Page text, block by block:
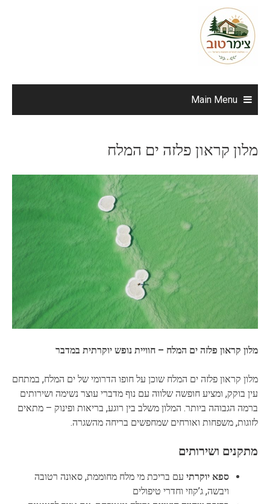
content
Main Menu
מלון קראון פלזה ים המלח
מלון קראון פלזה ים המלח – חוויית נופש יוקרתית במדבר
מלון קראון פלזה ים המלח שוכן על חופו הדרומי של ים המלח, במתחם
עין בוקק, ומציע חופשה שלווה עם נוף מדברי עוצר נשימה ושירותים
ברמה הגבוהה ביותר. המלון משלב בין רוגע, בריאות ופינוק – מתאים
לזוגות, משפחות ואורחים שמחפשים בריחה מהשגרה.
מתקנים ושירותים
ספא יוקרתי עם בריכת מי מלח מחוממת, סאונה רטובה
ויבשה, ג’קוזי וחדרי טיפולים